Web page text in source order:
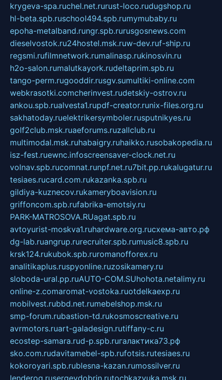
krygeva-spa.ruchel.net.rurust-loco.rudugshop.ru
hl-beta.spb.ruschool494.spb.rumymubaby.ru
epoha-metalband.rungr.spb.rurusgosnews.com
dieselvostok.ru24hostel.msk.ruw-dev.ruf-ship.ru
regsmi.rufilmnetwork.rumalinasp.rukinosvin.ru
h2o-salon.rumalutkayork.rudeltaprim.spb.ru
tango-perm.rugooddir.rusgv.sumultiki-online.com
webkrasotki.comcherinvest.rudetskiy-ostrov.ru
ankou.spb.rualvesta1.rupdf-creator.runix-files.org.ru
sakhatoday.ruelektrikersymboler.rusputnikyes.ru
golf2club.msk.ruaeforums.ruzallclub.ru
multimodal.msk.ruhabaigry.ruhaikko.rusobakopedia.ru
isz-fest.ruewnc.infoscreensaver-clock.net.ru
volnav.spb.rucomnat.runpf.net.ru7bit.pp.rukalugatur.ru
tesiaes.rucard.com.rukazanka.spb.ru
gildiya-kuznecov.rukameryboavision.ru
griffoncom.spb.rufabrika-emotsiy.ru
PARK-MATROSOVA.RUagat.spb.ru
avtoyurist-moskva1.ruhardware.org.ruсхема-авто.рф
dg-lab.ruangrup.rurecruiter.spb.rumusic8.spb.ru
krsk124.rukubok.spb.ruromanofforex.ru
analitikaplus.ruspyonline.ruzosikamery.ru
sloboda-ural.pp.ruAUTO-COM.SUhohota.netalimy.ru
online-z.comaromat-vostoka.ruotdelkaexp.ru
mobilvest.rubbd.net.rumebelshop.msk.ru
smp-forum.rubastion-td.rukosmoscreative.ru
avrmotors.ruart-galadesign.rutiffany-c.ru
ecostep-samara.rud-p.spb.ruгалактика73.рф
sko.com.rudavitamebel-spb.rufotsis.rutesiaes.ru
kokoroyari.spb.rublesna-kazan.rumossilver.ru
lenderoq.rusergeydobrin.rutochkazvuka.msk.ru